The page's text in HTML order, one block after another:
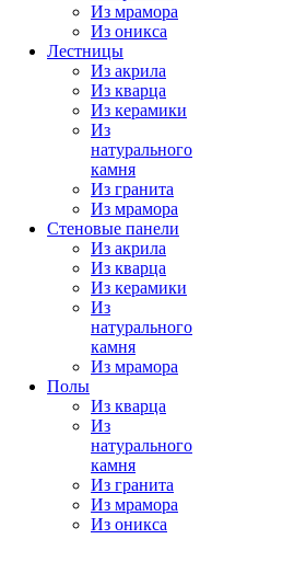
Из мрамора
Из оникса
Лестницы
Из акрила
Из кварца
Из керамики
Из
натурального
камня
Из гранита
Из мрамора
Стеновые панели
Из акрила
Из кварца
Из керамики
Из
натурального
камня
Из мрамора
Полы
Из кварца
Из
натурального
камня
Из гранита
Из мрамора
Из оникса